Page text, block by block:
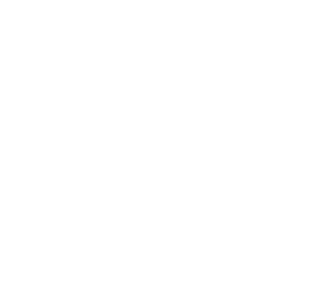
которое легко
до лофта. Модель
декора. Часы отлично
уют, аккуратные и